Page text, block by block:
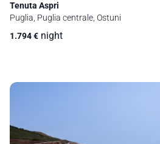
Tenuta Aspri
Puglia, Puglia centrale, Ostuni
1.794€ night